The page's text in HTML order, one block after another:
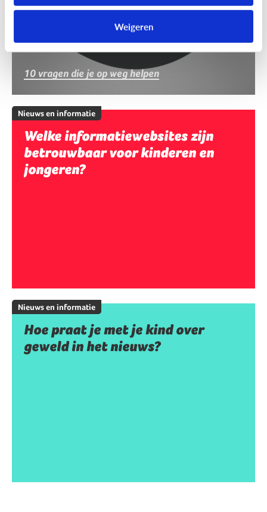
Weigeren
10 vragen die je op weg helpen
Nieuws en informatie
Welke informatiewebsites zijn
betrouwbaar voor kinderen en
jongeren?
Nieuws en informatie
Hoe praat je met je kind over
geweld in het nieuws?